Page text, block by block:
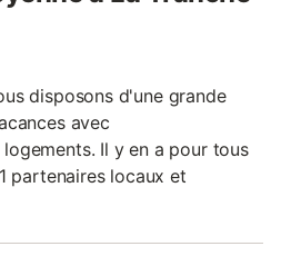
disposons d'une grande
avec
Il y en a pour tous
partenaires locaux et